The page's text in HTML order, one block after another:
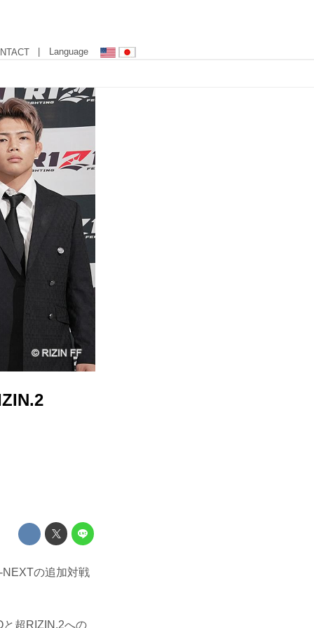
| Language
の追加対戦
超RIZIN.2への